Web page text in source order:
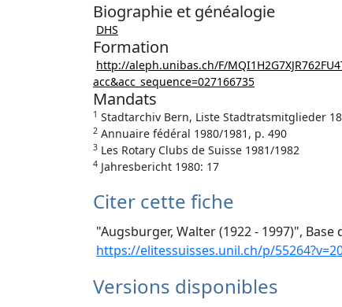
Biographie et généalogie
DHS
Formation
http://aleph.unibas.ch/F/
acc&acc_sequence=027166735
Mandats
1 Stadtarchiv Bern, Liste Stadtratsmitglieder
2 Annuaire fédéral 1980/1981, p. 490
3 Les Rotary Clubs de Suisse 1981/1982
4 Jahresbericht 1980: 17
Citer cette fiche
"Augsburger, Walter (1922 - 1997)",
https://elitessuisses.unil.ch/p/
Versions disponibles